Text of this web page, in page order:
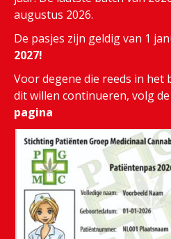
augustus 2026.
De pasjes zijn geldig van 1
2027!
Voor degene die reeds in het
dit willen continueren, volg
pagina